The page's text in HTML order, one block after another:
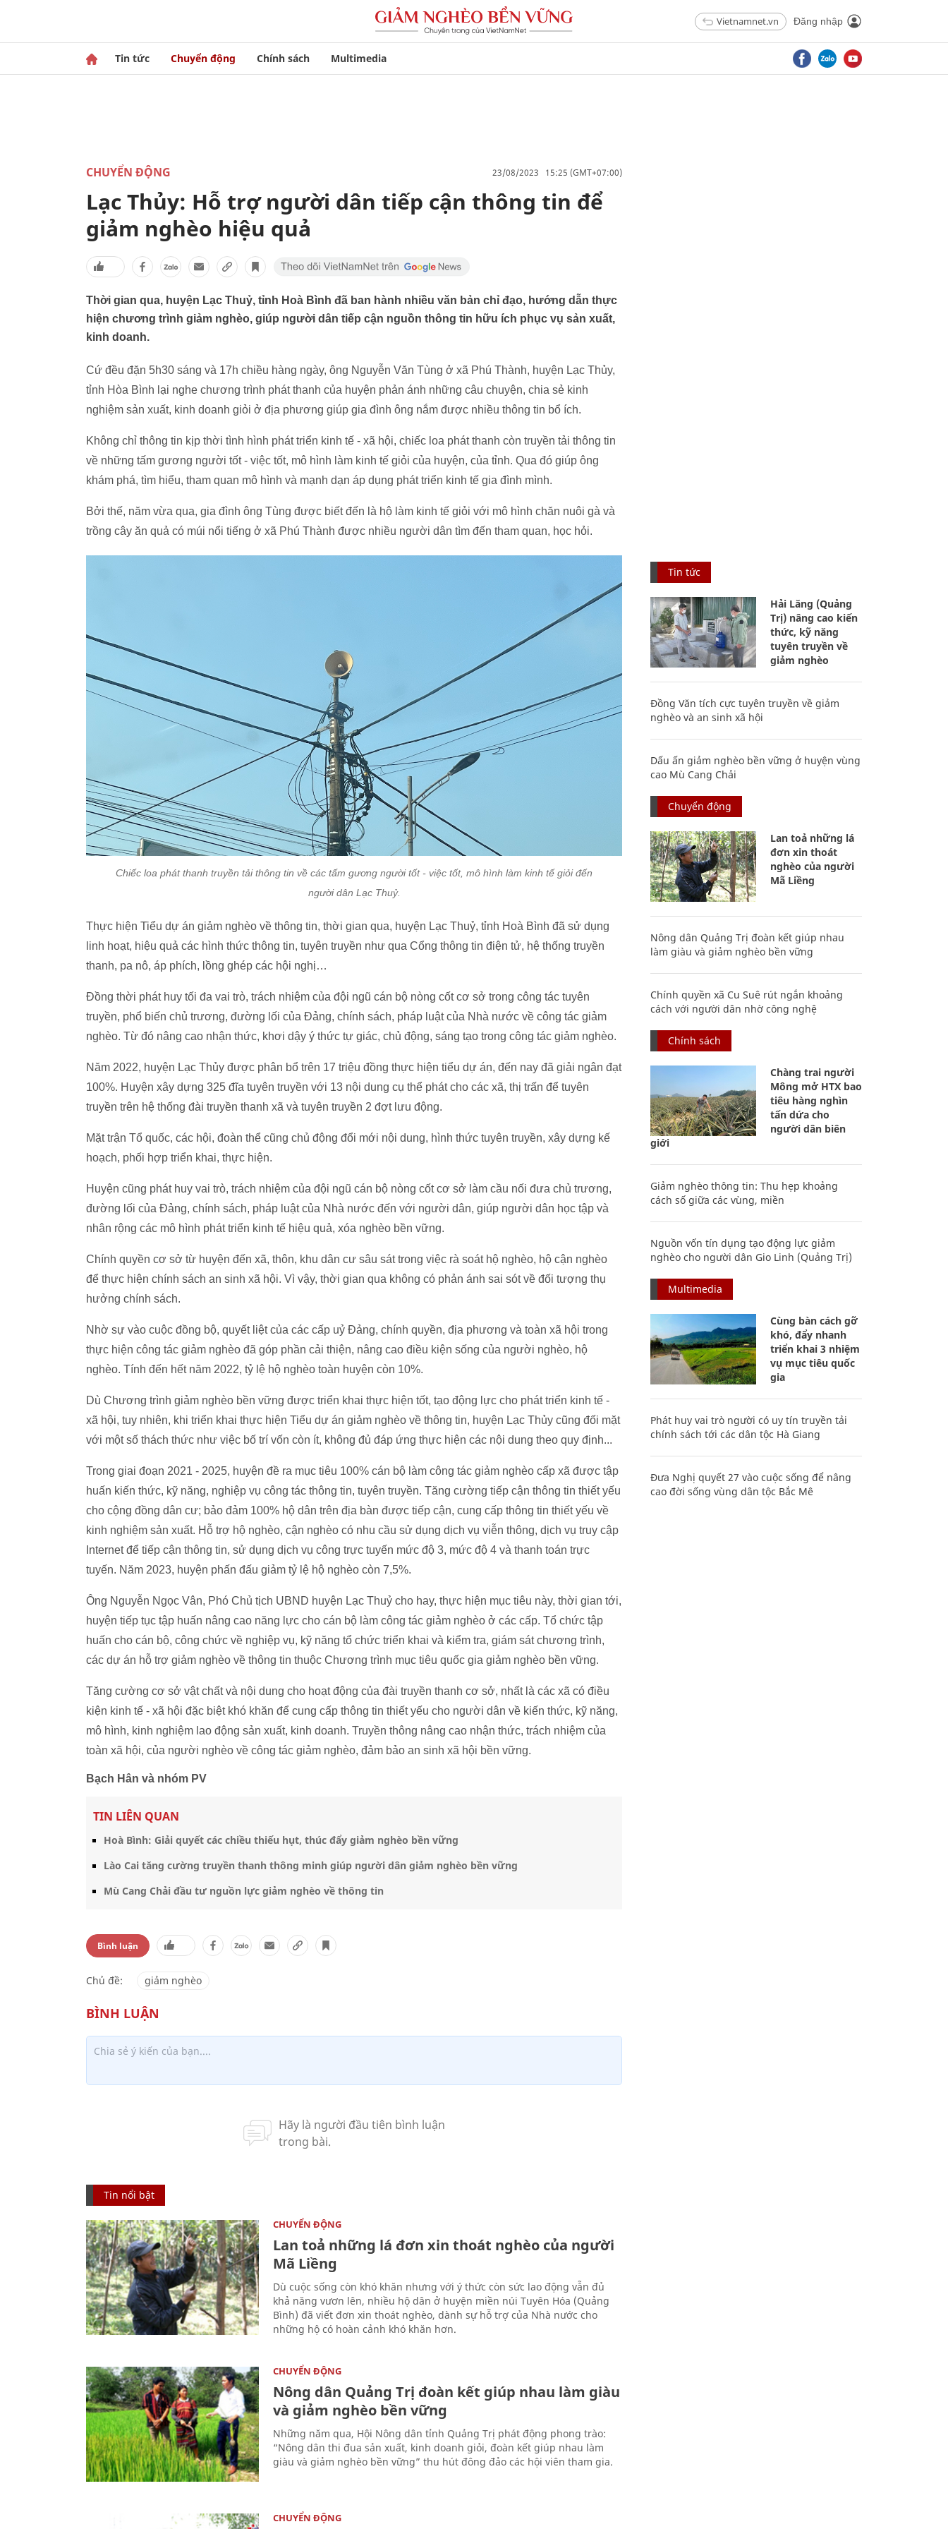
Vietnamnet.vn Đăng nhập
Tin tức Chuyển động Chính sách Multimedia
CHUYỂN ĐỘNG 23/08/2023 15:25 (GMT+07:00)
Lạc Thủy: Hỗ trợ người dân tiếp cận thông tin để
giảm nghèo hiệu quả
Thời gian qua, huyện Lạc Thuỷ, tỉnh Hoà Bình đã ban hành nhiều văn bản chỉ đạo, hướng dẫn thực
hiện chương trình giảm nghèo, giúp người dân tiếp cận nguồn thông tin hữu ích phục vụ sản xuất,
kinh doanh.
Cứ đều đặn 5h30 sáng và 17h chiều hàng ngày, ông Nguyễn Văn Tùng ở xã Phú Thành, huyện Lạc Thủy,
tỉnh Hòa Bình lại nghe chương trình phát thanh của huyện phản ánh những câu chuyện, chia sẻ kinh
nghiệm sản xuất, kinh doanh giỏi ở địa phương giúp gia đình ông nắm được nhiều thông tin bổ ích.
Không chỉ thông tin kịp thời tình hình phát triển kinh tế - xã hội, chiếc loa phát thanh còn truyền tải thông tin
về những tấm gương người tốt - việc tốt, mô hình làm kinh tế giỏi của huyện, của tỉnh. Qua đó giúp ông
khám phá, tìm hiểu, tham quan mô hình và mạnh dạn áp dụng phát triển kinh tế gia đình mình.
Bởi thế, năm vừa qua, gia đình ông Tùng được biết đến là hộ làm kinh tế giỏi với mô hình chăn nuôi gà và
trồng cây ăn quả có múi nổi tiếng ở xã Phú Thành được nhiều người dân tìm đến tham quan, học hỏi.
Chiếc loa phát thanh truyền tải thông tin về các tấm gương người tốt - việc tốt, mô hình làm kinh tế giỏi đến
người dân Lạc Thuỷ.
Thực hiện Tiểu dự án giảm nghèo về thông tin, thời gian qua, huyện Lạc Thuỷ, tỉnh Hoà Bình đã sử dụng
linh hoạt, hiệu quả các hình thức thông tin, tuyên truyền như qua Cổng thông tin điện tử, hệ thống truyền
thanh, pa nô, áp phích, lồng ghép các hội nghị…
Đồng thời phát huy tối đa vai trò, trách nhiệm của đội ngũ cán bộ nòng cốt cơ sở trong công tác tuyên
truyền, phổ biến chủ trương, đường lối của Đảng, chính sách, pháp luật của Nhà nước về công tác giảm
nghèo. Từ đó nâng cao nhận thức, khơi dậy ý thức tự giác, chủ động, sáng tạo trong công tác giảm nghèo.
Năm 2022, huyện Lạc Thủy được phân bổ trên 17 triệu đồng thực hiện tiểu dự án, đến nay đã giải ngân đạt
100%. Huyện xây dựng 325 đĩa tuyên truyền với 13 nội dung cụ thể phát cho các xã, thị trấn để tuyên
truyền trên hệ thống đài truyền thanh xã và tuyên truyền 2 đợt lưu động.
Mặt trận Tổ quốc, các hội, đoàn thể cũng chủ động đổi mới nội dung, hình thức tuyên truyền, xây dựng kế
hoạch, phối hợp triển khai, thực hiện.
Huyện cũng phát huy vai trò, trách nhiệm của đội ngũ cán bộ nòng cốt cơ sở làm cầu nối đưa chủ trương,
đường lối của Đảng, chính sách, pháp luật của Nhà nước đến với người dân, giúp người dân học tập và
nhân rộng các mô hình phát triển kinh tế hiệu quả, xóa nghèo bền vững.
Chính quyền cơ sở từ huyện đến xã, thôn, khu dân cư sâu sát trong việc rà soát hộ nghèo, hộ cận nghèo
để thực hiện chính sách an sinh xã hội. Vì vậy, thời gian qua không có phản ánh sai sót về đối tượng thụ
hưởng chính sách.
Nhờ sự vào cuộc đồng bộ, quyết liệt của các cấp uỷ Đảng, chính quyền, địa phương và toàn xã hội trong
thực hiện công tác giảm nghèo đã góp phần cải thiện, nâng cao điều kiện sống của người nghèo, hộ
nghèo. Tính đến hết năm 2022, tỷ lệ hộ nghèo toàn huyện còn 10%.
Dù Chương trình giảm nghèo bền vững được triển khai thực hiện tốt, tạo động lực cho phát triển kinh tế -
xã hội, tuy nhiên, khi triển khai thực hiện Tiểu dự án giảm nghèo về thông tin, huyện Lạc Thủy cũng đối mặt
với một số thách thức như việc bố trí vốn còn ít, không đủ đáp ứng thực hiện các nội dung theo quy định...
Trong giai đoạn 2021 - 2025, huyện đề ra mục tiêu 100% cán bộ làm công tác giảm nghèo cấp xã được tập
huấn kiến thức, kỹ năng, nghiệp vụ công tác thông tin, tuyên truyền. Tăng cường tiếp cận thông tin thiết yếu
cho cộng đồng dân cư; bảo đảm 100% hộ dân trên địa bàn được tiếp cận, cung cấp thông tin thiết yếu về
kinh nghiệm sản xuất. Hỗ trợ hộ nghèo, cận nghèo có nhu cầu sử dụng dịch vụ viễn thông, dịch vụ truy cập
Internet để tiếp cận thông tin, sử dụng dịch vụ công trực tuyến mức độ 3, mức độ 4 và thanh toán trực
tuyến. Năm 2023, huyện phấn đấu giảm tỷ lệ hộ nghèo còn 7,5%.
Ông Nguyễn Ngọc Vân, Phó Chủ tịch UBND huyện Lạc Thuỷ cho hay, thực hiện mục tiêu này, thời gian tới,
huyện tiếp tục tập huấn nâng cao năng lực cho cán bộ làm công tác giảm nghèo ở các cấp. Tổ chức tập
huấn cho cán bộ, công chức về nghiệp vụ, kỹ năng tổ chức triển khai và kiểm tra, giám sát chương trình,
các dự án hỗ trợ giảm nghèo về thông tin thuộc Chương trình mục tiêu quốc gia giảm nghèo bền vững.
Tăng cường cơ sở vật chất và nội dung cho hoạt động của đài truyền thanh cơ sở, nhất là các xã có điều
kiện kinh tế - xã hội đặc biệt khó khăn để cung cấp thông tin thiết yếu cho người dân về kiến thức, kỹ năng,
mô hình, kinh nghiệm lao động sản xuất, kinh doanh. Truyền thông nâng cao nhận thức, trách nhiệm của
toàn xã hội, của người nghèo về công tác giảm nghèo, đảm bảo an sinh xã hội bền vững.
Bạch Hân và nhóm PV
TIN LIÊN QUAN
Hoà Bình: Giải quyết các chiều thiếu hụt, thúc đẩy giảm nghèo bền vững
Lào Cai tăng cường truyền thanh thông minh giúp người dân giảm nghèo bền vững
Mù Cang Chải đầu tư nguồn lực giảm nghèo về thông tin
Bình luận
Chủ đề: giảm nghèo
Tin nổi bật
CHUYỂN ĐỘNG
Lan toả những lá đơn xin thoát nghèo của người
Mã Liềng
Dù cuộc sống còn khó khăn nhưng với ý thức còn sức lao động vẫn đủ
khả năng vươn lên, nhiều hộ dân ở huyện miền núi Tuyên Hóa (Quảng
Bình) đã viết đơn xin thoát nghèo, dành sự hỗ trợ của Nhà nước cho
những hộ có hoàn cảnh khó khăn hơn.
CHUYỂN ĐỘNG
Nông dân Quảng Trị đoàn kết giúp nhau làm giàu
và giảm nghèo bền vững
Những năm qua, Hội Nông dân tỉnh Quảng Trị phát động phong trào:
“Nông dân thi đua sản xuất, kinh doanh giỏi, đoàn kết giúp nhau làm
giàu và giảm nghèo bền vững” thu hút đông đảo các hội viên tham gia.
CHUYỂN ĐỘNG
Tin tức
Hải Lăng (Quảng
Trị) nâng cao kiến
thức, kỹ năng
tuyên truyền về
giảm nghèo
Đồng Văn tích cực tuyên truyền về giảm
nghèo và an sinh xã hội
Dấu ấn giảm nghèo bền vững ở huyện vùng
cao Mù Cang Chải
Chuyển động
Lan toả những lá
đơn xin thoát
nghèo của người
Mã Liềng
Nông dân Quảng Trị đoàn kết giúp nhau
làm giàu và giảm nghèo bền vững
Chính quyền xã Cu Suê rút ngắn khoảng
cách với người dân nhờ công nghệ
Chính sách
Chàng trai người
Mông mở HTX bao
tiêu hàng nghìn
tấn dứa cho
người dân biên
giới
Giảm nghèo thông tin: Thu hẹp khoảng
cách số giữa các vùng, miền
Nguồn vốn tín dụng tạo động lực giảm
nghèo cho người dân Gio Linh (Quảng Trị)
Multimedia
Cùng bàn cách gỡ
khó, đẩy nhanh
triển khai 3 nhiệm
vụ mục tiêu quốc
gia
Phát huy vai trò người có uy tín truyền tải
chính sách tới các dân tộc Hà Giang
Đưa Nghị quyết 27 vào cuộc sống để nâng
cao đời sống vùng dân tộc Bắc Mê